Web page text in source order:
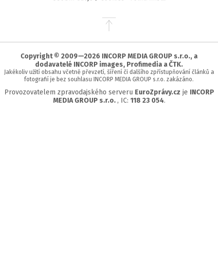
Přejít
stránky
Copyright © 2009—2026 INCORP MEDIA GROUP s.r.o., a
dodavatelé INCORP images, Profimedia a ČTK.
Jakékoliv užití obsahu včetně převzetí, šíření či dalšího zpřístupňování článků a
fotografií je bez souhlasu INCORP MEDIA GROUP s.r.o. zakázáno.
Provozovatelem zpravodajského serveru EuroZprávy.cz je INCORP
MEDIA GROUP s.r.o. , IC: 118 23 054.